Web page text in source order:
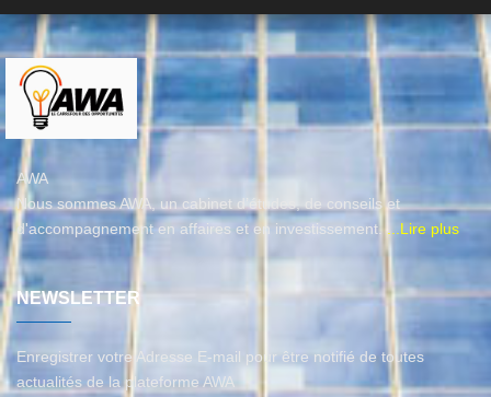
AWA
Nous sommes AWA, un cabinet d’études, de conseils et
d'accompagnement en affaires et en investissement.
...Lire plus
NEWSLETTER
Enregistrer votre Adresse E-mail pour être notifié de toutes
actualités de la plateforme AWA